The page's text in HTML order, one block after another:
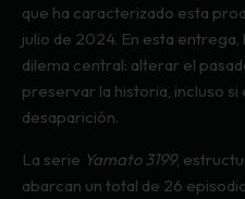
que ha caracterizado esta
julio de 2024. En esta
dilema central: alterar el
preservar la historia, incluso si
desaparición.
La serie Yamato 3199,
abarcan un total de 26